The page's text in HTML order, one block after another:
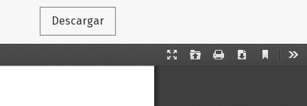
Descargar